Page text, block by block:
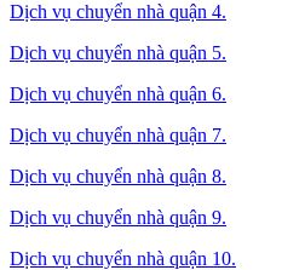
Dịch vụ chuyển nhà quận 4.
Dịch vụ chuyển nhà quận 5.
Dịch vụ chuyển nhà quận 6.
Dịch vụ chuyển nhà quận 7.
Dịch vụ chuyển nhà quận 8.
Dịch vụ chuyển nhà quận 9.
Dịch vụ chuyển nhà quận 10.